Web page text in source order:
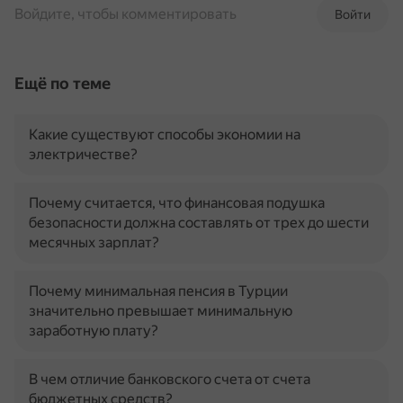
Войти
Войдите, чтобы комментировать
Ещё по теме
Какие существуют способы экономии на
электричестве?
Почему считается, что финансовая подушка
безопасности должна составлять от трех до шести
месячных зарплат?
Почему минимальная пенсия в Турции
значительно превышает минимальную
заработную плату?
В чем отличие банковского счета от счета
бюджетных средств?